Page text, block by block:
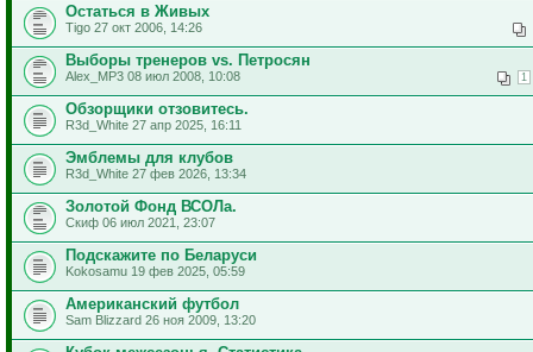
Остаться в Живых
Tigo 27 окт 2006, 14:26
Выборы тренеров vs. Петросян
1
Alex_MP3 08 июл 2008, 10:08
Обзорщики отзовитесь.
R3d_White 27 апр 2025, 16:11
Эмблемы для клубов
R3d_White 27 фев 2026, 13:34
Золотой Фонд ВСОЛа.
Скиф 06 июл 2021, 23:07
Подскажите по Беларуси
Kokosamu 19 фев 2025, 05:59
Американский футбол
Sam Blizzard 26 ноя 2009, 13:20